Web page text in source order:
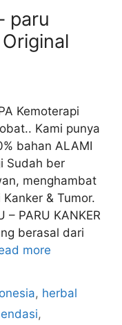
paru
Kemoterapi
Kami punya
bahan ALAMI
Sudah ber
menghambat
& Tumor.
– PARU KANKER
berasal dari
more
, herbal
,